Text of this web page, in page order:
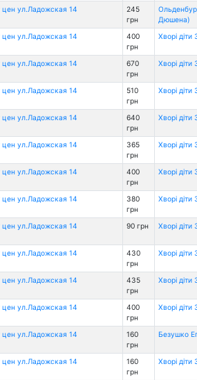
цен ул.Ладожская 14
245
грн
Дюшена)
цен ул.Ладожская 14
400
грн
Хворі діти
цен ул.Ладожская 14
670
грн
Хворі діти
цен ул.Ладожская 14
510
грн
Хворі діти
цен ул.Ладожская 14
640
грн
Хворі діти
цен ул.Ладожская 14
365
грн
Хворі діти
цен ул.Ладожская 14
400
грн
Хворі діти
цен ул.Ладожская 14
380
грн
Хворі діти
цен ул.Ладожская 14
90 грн Хворі діти
цен ул.Ладожская 14
430
грн
Хворі діти
цен ул.Ладожская 14
435
грн
Хворі діти
цен ул.Ладожская 14
400
грн
Хворі діти
цен ул.Ладожская 14
160
грн
Безушко
цен ул.Ладожская 14
160
грн
Хворі діти